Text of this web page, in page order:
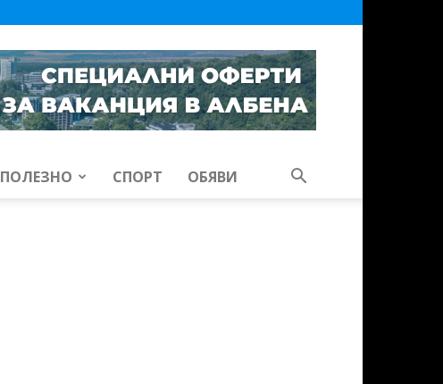
ПОЛЕЗНО СПОРТ ОБЯВИ